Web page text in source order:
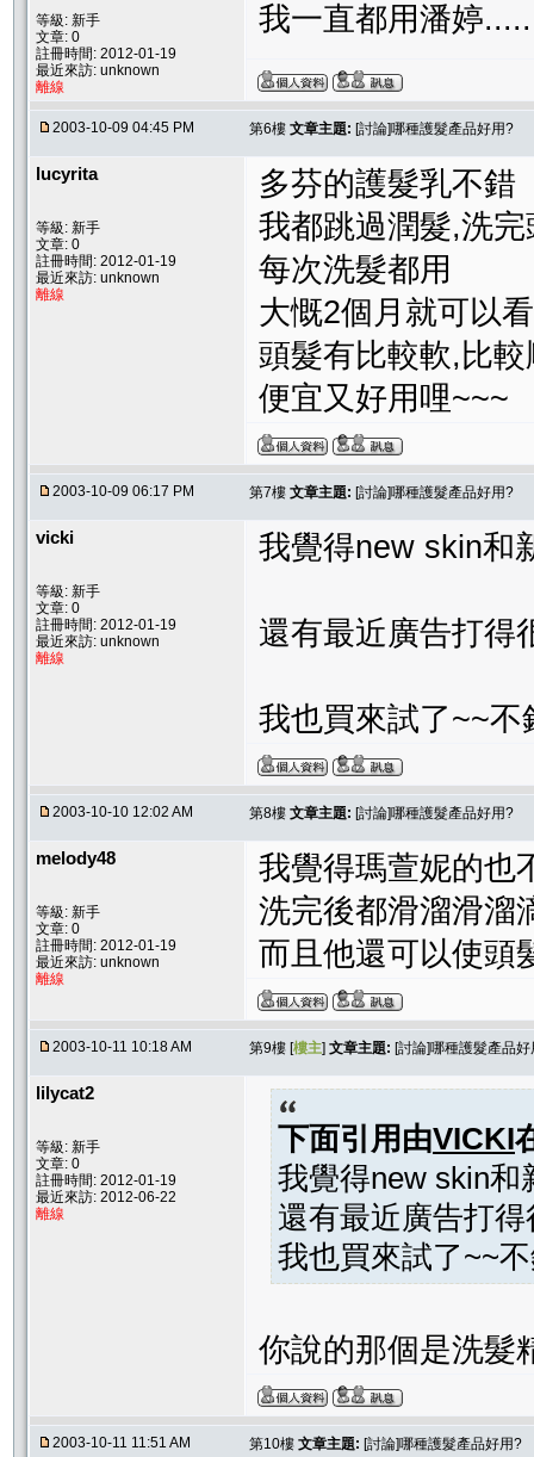
等級: 新手
文章: 0
註冊時間: 2012-01-19
最近來訪: unknown
離線
我一直都用潘婷
2003-10-09 04:45 PM 第6樓 文章主題: [討論]哪種護髮產品好用?
lucyrita
等級: 新手
文章: 0
註冊時間: 2012-01-19
最近來訪: unknown
離線
多芬的護髮乳不錯
我都跳過潤髮,洗
每次洗髮都用
大慨2個月就可以
頭髮有比較軟,比較
便宜又好用哩~~~
2003-10-09 06:17 PM 第7樓 文章主題: [討論]哪種護髮產品好用?
vicki
等級: 新手
文章: 0
註冊時間: 2012-01-19
最近來訪: unknown
離線
我覺得new skin和
還有最近廣告打得
我也買來試了~~
2003-10-10 12:02 AM 第8樓 文章主題: [討論]哪種護髮產品好用?
melody48
等級: 新手
文章: 0
註冊時間: 2012-01-19
最近來訪: unknown
離線
我覺得瑪萱妮的也
洗完後都滑溜滑溜
而且他還可以使頭
2003-10-11 10:18 AM 第9樓 [樓主] 文章主題: [討論]哪種護髮產品好
lilycat2
等級: 新手
文章: 0
註冊時間: 2012-01-19
最近來訪: 2012-06-22
離線
下面引用由VICKI
我覺得new skin和
還有最近廣告打
我也買來試了~~
你說的那個是洗髮
2003-10-11 11:51 AM 第10樓 文章主題: [討論]哪種護髮產品好用?